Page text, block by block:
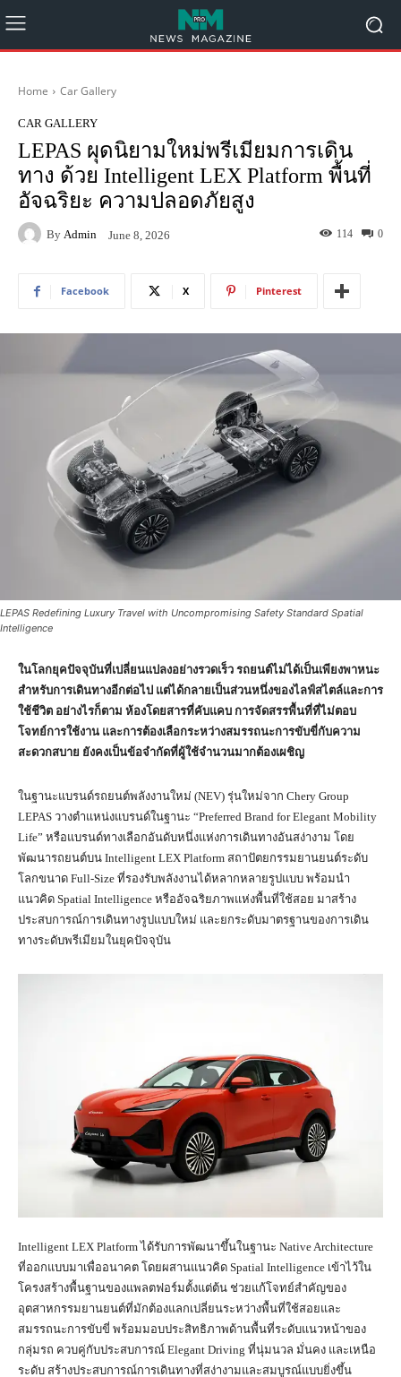
Home Car Gallery
CAR GALLERY
LEPAS ผุดนิยามใหม่พรีเมียมการเดิน
ทาง ด้วย Intelligent LEX Platform พื้นที่
อัจฉริยะ ความปลอดภัยสูง
By Admin June 8, 2026 0
114
Facebook X Pinterest
LEPAS Redefining Luxury Travel with Uncompromising Safety Standard Spatial
Intelligence
ในโลกยุคปัจจุบันที่เปลี่ยนแปลงอย่างรวดเร็ว รถยนต์ไม่ได้เป็นเพียงพาหนะ
สำหรับการเดินทางอีกต่อไป แต่ได้กลายเป็นส่วนหนึ่งของไลฟ์สไตล์และการ
ใช้ชีวิต อย่างไรก็ตาม ห้องโดยสารที่คับแคบ การจัดสรรพื้นที่ที่ไม่ตอบ
โจทย์การใช้งาน และการต้องเลือกระหว่างสมรรถนะการขับขี่กับความ
สะดวกสบาย ยังคงเป็นข้อจำกัดที่ผู้ใช้จำนวนมากต้องเผชิญ
ในฐานะแบรนด์รถยนต์พลังงานใหม่ (NEV) รุ่นใหม่จาก Chery Group
LEPAS วางตำแหน่งแบรนด์ในฐานะ “Preferred Brand for Elegant Mobility
Life” หรือแบรนด์ทางเลือกอันดับหนึ่งแห่งการเดินทางอันสง่างาม โดย
พัฒนารถยนต์บน Intelligent LEX Platform สถาปัตยกรรมยานยนต์ระดับ
โลกขนาด Full-Size ที่รองรับพลังงานได้หลากหลายรูปแบบ พร้อมนำ
แนวคิด Spatial Intelligence หรืออัจฉริยภาพแห่งพื้นที่ใช้สอย มาสร้าง
ประสบการณ์การเดินทางรูปแบบใหม่ และยกระดับมาตรฐานของการเดิน
ทางระดับพรีเมียมในยุคปัจจุบัน
Intelligent LEX Platform ได้รับการพัฒนาขึ้นในฐานะ Native Architecture
ที่ออกแบบมาเพื่ออนาคต โดยผสานแนวคิด Spatial Intelligence เข้าไว้ใน
โครงสร้างพื้นฐานของแพลตฟอร์มตั้งแต่ต้น ช่วยแก้โจทย์สำคัญของ
อุตสาหกรรมยานยนต์ที่มักต้องแลกเปลี่ยนระหว่างพื้นที่ใช้สอยและ
สมรรถนะการขับขี่ พร้อมมอบประสิทธิภาพด้านพื้นที่ระดับแนวหน้าของ
กลุ่มรถ ควบคู่กับประสบการณ์ Elegant Driving ที่นุ่มนวล มั่นคง และเหนือ
ระดับ สร้างประสบการณ์การเดินทางที่สง่างามและสมบูรณ์แบบยิ่งขึ้น